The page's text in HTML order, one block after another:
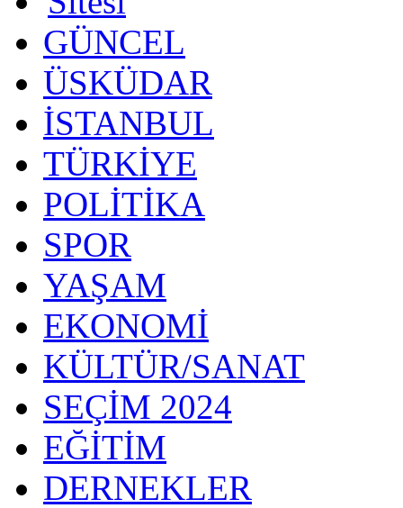
GÜNCEL
ÜSKÜDAR
İSTANBUL
TÜRKİYE
POLİTİKA
SPOR
YAŞAM
EKONOMİ
KÜLTÜR/SANAT
SEÇİM 2024
EĞİTİM
DERNEKLER